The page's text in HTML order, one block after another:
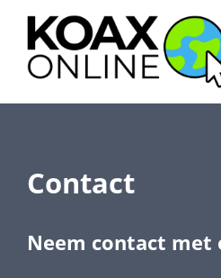
inhoud
HOME
Contact
Neem contact met